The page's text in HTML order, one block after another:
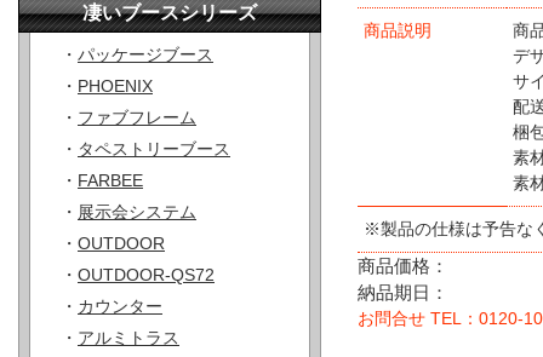
凄いブースシリーズ
・ パッケージブース
・ PHOENIX
・ ファブフレーム
・ タペストリーブース
・ FARBEE
・ 展示会システム
・ OUTDOOR
・ OUTDOOR-QS72
・ カウンター
・ アルミトラス
商品説明
商
デ
サ
配
梱
素
素
※製品の仕様は予告な
商品価格：
納品期日：
お問合せ TEL：0120-